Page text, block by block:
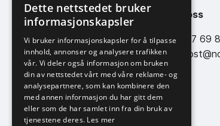
NOFI TROMSØ AS
Eidvegen 642
9105 KVALØYA
Org.nr: 985 374 317
Kontakt oss
Tlf: +47 77 69
E-post:
NORWEGIAN
ENGLISH
Dette nettstedet bruker
informasjonskapsler
Vi bruker informasjonskapsler for å tilpasse
innhold, annonser og analysere trafikken
vår. Vi deler også informasjon om bruken
din av nettstedet vårt med våre reklame- og
analysepartnere, som kan kombinere den
med annen informasjon du har gitt dem
eller som de har samlet inn fra din bruk av
tjenestene deres. Les mer